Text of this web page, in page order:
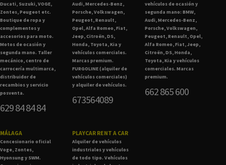
Ducati, Suzuki, VOGE,
Zontes, Peugeot etc.
Boutique de ropa y
complementos y
accesorios para moto.
Motos de ocasión y
segunda mano. Taller
mecánico, centro de
carrocería multimarca,
distribuidor de
recambios y servicio
posventa.
629 84 84 84
Audi, Mercedes-Benz,
Porsche, Volkswagen,
Peugeot, Renault,
Opel, Alfa Romeo, Fiat,
Jeep, Citroën, DS,
Honda, Toyota, Kia y
vehículos comerciales.
Marcas premium.
FURGOLINE (alquiler de
vehículos comerciales)
y alquiler de vehículos.
673564089
vehículos de ocasión y
segunda mano: BMW,
Audi, Mercedes-Benz,
Porsche, Volkswagen,
Peugeot, Renault, Opel,
Alfa Romeo, Fiat, Jeep,
Citroën, DS, Honda,
Toyota, Kia y vehículos
comerciales. Marcas
premium.
662 865 600
MÁLAGA
Concesionario oficial
Voge, Zontes,
Hyonsung y SWM.
PLAYCAR RENT A CAR
Alquiler de vehículos
industriales y vehículos
de todo tipo. Vehículos